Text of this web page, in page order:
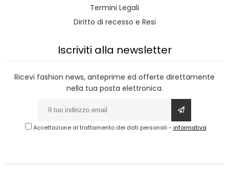
Termini Legali
Diritto di recesso e Resi
Iscriviti alla newsletter
Ricevi fashion news, anteprime ed offerte direttamente
nella tua posta elettronica.
Accettazione al trattamento dei dati personali - informativa